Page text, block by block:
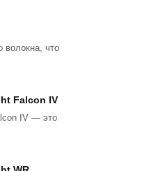
волокна, что
Falcon IV
IV — это